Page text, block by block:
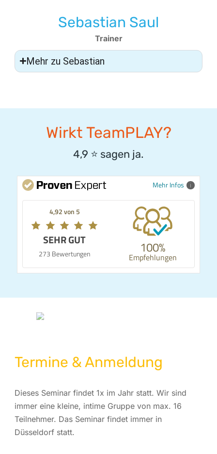
Sebastian Saul
Trainer
Mehr zu Sebastian
Wirkt TeamPLAY?
4,9 ⭐️ sagen ja.
Mehr Infos
4,92 von 5
SEHR GUT
273 Bewertungen 100%
Empfehlungen
Termine & Anmeldung
Dieses Seminar findet 1x im Jahr statt. Wir sind
immer eine kleine, intime Gruppe von max. 16
Teilnehmer. Das Seminar findet immer in
Düsseldorf statt.